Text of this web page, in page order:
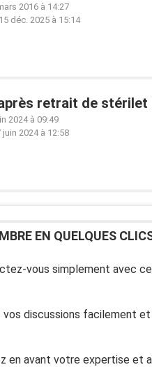
2016 à 14:27
15 déc. 2025 à 15:14
retrait de stérilet
2024 à 09:49
juin 2024 à 12:58
EN QUELQUES
vous simplement avec
vos discussions facilement
en avant votre expertise et